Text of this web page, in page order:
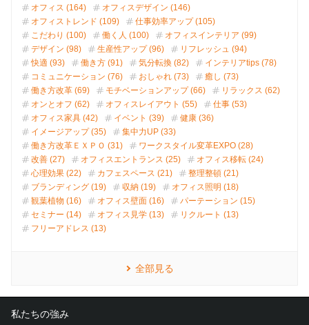
オフィス (164)
オフィスデザイン (146)
オフィストレンド (109)
仕事効率アップ (105)
こだわり (100)
働く人 (100)
オフィスインテリア (99)
デザイン (98)
生産性アップ (96)
リフレッシュ (94)
快適 (93)
働き方 (91) 気分転換 (82)
インテリアtips (78)
コミュニケーション (76)
おしゃれ (73)
癒し (73)
働き方改革 (69)
モチベーションアップ (66)
リラックス (62)
オンとオフ (62)
オフィスレイアウト (55)
仕事 (53)
オフィス家具 (42)
イベント (39)
健康 (36)
イメージアップ (35)
集中力UP (33)
働き方改革ＥＸＰＯ (31)
ワークスタイル変革EXPO (28)
改善 (27)
オフィスエントランス (25)
オフィス移転 (24)
心理効果 (22)
カフェスペース (21)
整理整頓 (21)
ブランディング (19)
収納 (19)
オフィス照明 (18)
観葉植物 (16)
オフィス壁面 (16)
パーテーション (15)
セミナー (14)
オフィス見学 (13)
リクルート (13)
フリーアドレス (13)
全部見る
私たちの強み